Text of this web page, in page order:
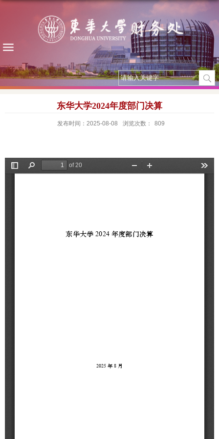
东华大学2024年度部门决算
发布时间：2025-08-08 浏览次数： 809